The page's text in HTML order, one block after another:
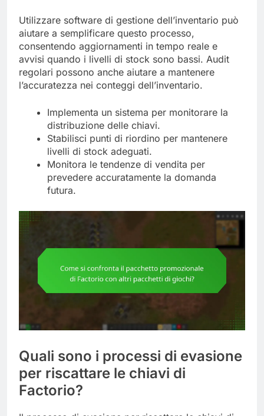
Utilizzare software di gestione dell’inventario può
aiutare a semplificare questo processo,
consentendo aggiornamenti in tempo reale e
avvisi quando i livelli di stock sono bassi. Audit
regolari possono anche aiutare a mantenere
l’accuratezza nei conteggi dell’inventario.
Implementa un sistema per monitorare la
distribuzione delle chiavi.
Stabilisci punti di riordino per mantenere
livelli di stock adeguati.
Monitora le tendenze di vendita per
prevedere accuratamente la domanda
futura.
Quali sono i processi di evasione
per riscattare le chiavi di
Factorio?